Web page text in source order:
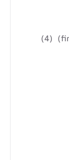
(4)